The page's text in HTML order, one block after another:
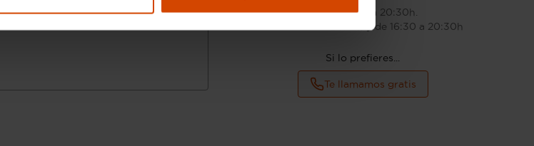
L-S: de 9:00 a 20:30h.
D: de 10:00 a 14:00h y de 16:30 a 20:30h
Si lo prefieres...
Te llamamos gratis